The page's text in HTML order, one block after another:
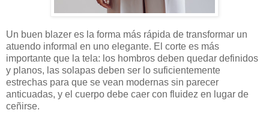
Un buen blazer es la forma más rápida de transformar un
atuendo informal en uno elegante. El corte es más
importante que la tela: los hombros deben quedar definidos
y planos, las solapas deben ser lo suficientemente
estrechas para que se vean modernas sin parecer
anticuadas, y el cuerpo debe caer con fluidez en lugar de
ceñirse.